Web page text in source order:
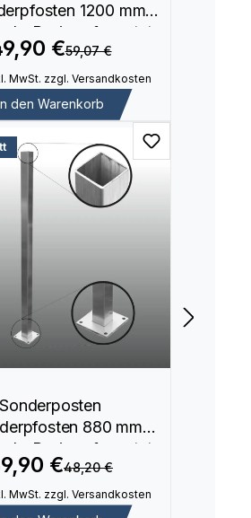
1200 mm
Basis aufgesetzte
Montage
€59,07 €
MwSt. zzgl. Versandkosten
den Warenkorb
Sonderposten
880 mm
Basis aufgesetzte
Montage
€48,20 €
MwSt. zzgl. Versandkosten